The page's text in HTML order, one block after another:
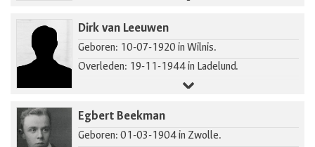
Dirk van Leeuwen
Geboren: 10-07-1920 in Wilnis.
Overleden: 19-11-1944 in Ladelund.
Egbert Beekman
Geboren: 01-03-1904 in Zwolle.